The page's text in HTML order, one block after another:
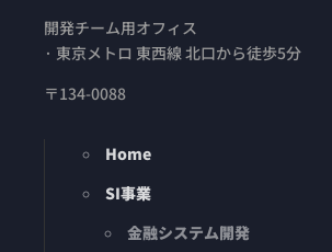
開発チーム用オフィス
· 東京メトロ 東西線 北口から徒歩5分
〒134-0088
Home
SI事業
金融システム開発